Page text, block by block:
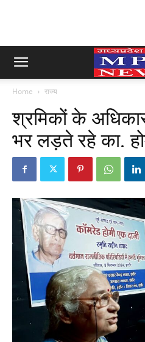
Home राज्य
श्रमिकों के
भर लड़ते रहे का.